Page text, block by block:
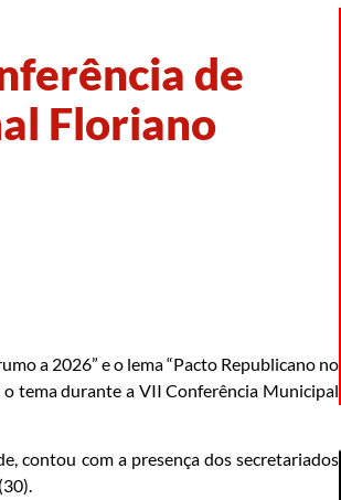
de
Floriano
a 2026” e o lema “Pacto Republicano no
tema durante a VII Conferência Municipal
contou com a presença dos secretariados